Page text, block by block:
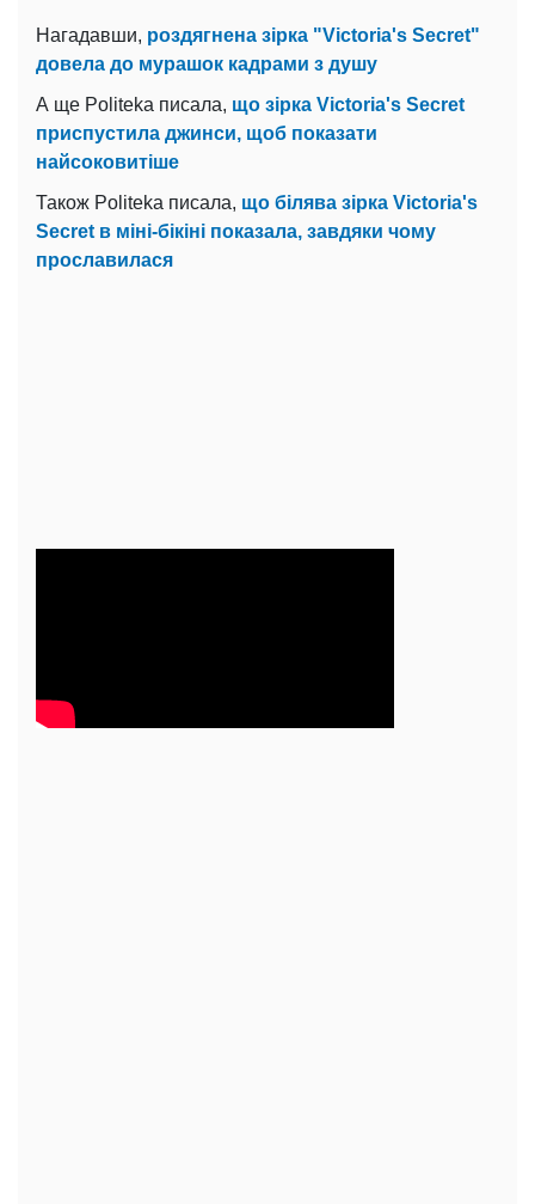
Нагадавши, роздягнена зірка "Victoria's Secret"
довела до мурашок кадрами з душу
А ще Politeka писала, що зірка Victoria's Secret
приспустила джинси, щоб показати
найсоковитіше
Також Politeka писала, що білява зірка Victoria's
Secret в міні-бікіні показала, завдяки чому
прославилася